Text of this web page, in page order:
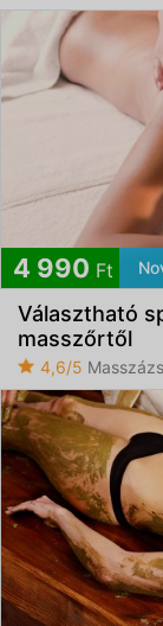
4 990 Ft
Választható
masszőrtől
4,6/5